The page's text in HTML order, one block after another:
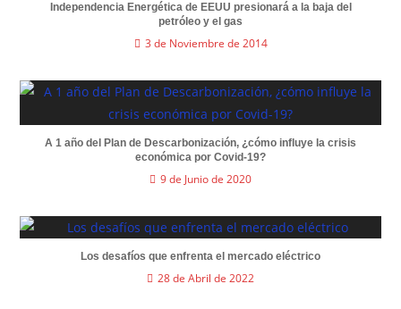
Independencia Energética de EEUU presionará a la baja del
petróleo y el gas
3 de Noviembre de 2014
A 1 año del Plan de Descarbonización, ¿cómo influye la crisis
económica por Covid-19?
9 de Junio de 2020
Los desafíos que enfrenta el mercado eléctrico
28 de Abril de 2022